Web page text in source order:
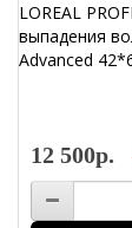
LOREAL
выпадения
Advanced
12 500р.